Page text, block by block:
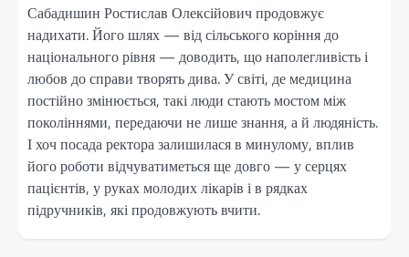
Сабадишин Ростислав Олексійович продовжує
надихати. Його шлях — від сільського коріння до
національного рівня — доводить, що наполегливість і
любов до справи творять дива. У світі, де медицина
постійно змінюється, такі люди стають мостом між
поколіннями, передаючи не лише знання, а й людяність.
І хоч посада ректора залишилася в минулому, вплив
його роботи відчуватиметься ще довго — у серцях
пацієнтів, у руках молодих лікарів і в рядках
підручників, які продовжують вчити.